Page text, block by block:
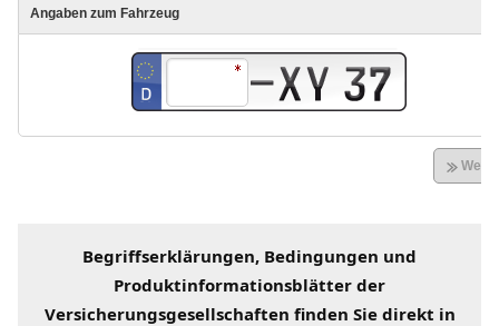
Begriffserklärungen, Bedingungen und
Produktinformationsblätter der
Versicherungsgesellschaften finden Sie direkt in